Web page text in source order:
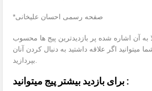
*صفحه رسمی احسان علیخانی
به آن اشاره شده پر بازدیدترین پیج ها محسوب
اگر علاقه داشتید به دنبال کردن آنان
برای بازدید بیشتر پیج میتوانید :